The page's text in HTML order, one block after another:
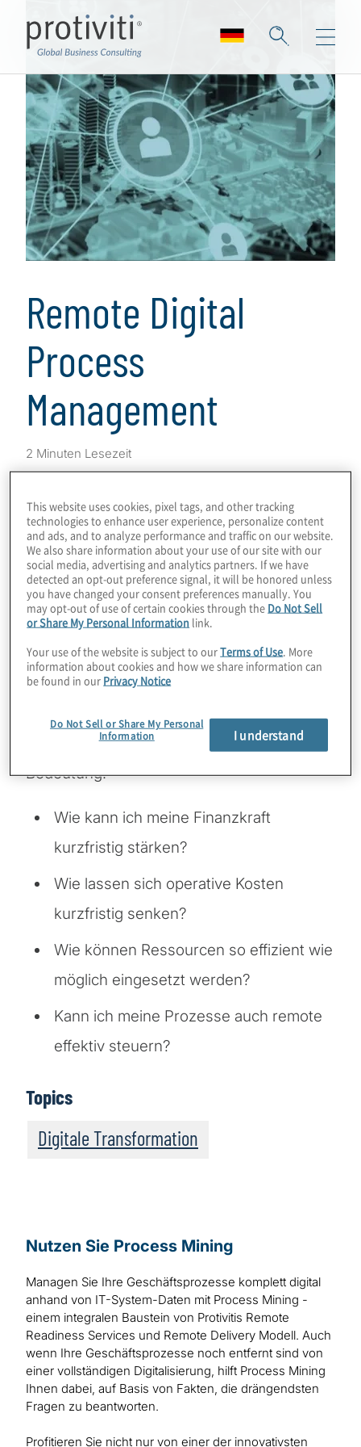
Remote Digital
Process
Management
2 Minuten Lesezeit
Download
In der aktuellen Situation stehen viele
Organisationen vor existenziellen
zu begegnen, müssen Unternehmen oft
neue Wege finden, um Geschäftsabläufe bei
zu erhalten. Für viele ist die Beantwortung
folgender Fragen somit von immenser
Bedeutung:
Wie kann ich meine Finanzkraft
kurzfristig stärken?
Wie lassen sich operative Kosten
kurzfristig senken?
Wie können Ressourcen so effizient wie
möglich eingesetzt werden?
Kann ich meine Prozesse auch remote
effektiv steuern?
Topics
Digitale Transformation
Nutzen Sie Process Mining
Managen Sie Ihre Geschäftsprozesse komplett digital
anhand von IT-System-Daten mit Process Mining -
einem integralen Baustein von Protivitis Remote
Readiness Services und Remote Delivery Modell. Auch
wenn Ihre Geschäftsprozesse noch entfernt sind von
einer vollständigen Digitalisierung, hilft Process Mining
Ihnen dabei, auf Basis von Fakten, die drängendsten
Fragen zu beantworten.
Profitieren Sie nicht nur von einer der innovativsten
This website uses cookies, pixel tags, and other tracking
technologies to enhance user experience, personalize content
and ads, and to analyze performance and traffic on our website.
We also share information about your use of our site with our
social media, advertising and analytics partners. If we have
detected an opt-out preference signal, it will be honored unless
you have changed your consent preferences manually. You
may opt-out of use of certain cookies through the Do Not Sell
or Share My Personal Information link.
Your use of the website is subject to ourTerms of Use. More
information about cookies and how we share information can
be found in our Privacy Notice
Do Not Sell or Share My Personal
Information
I understand